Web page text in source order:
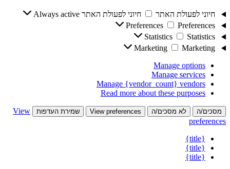
חיוני לפעולת האתר חיוני לפעולת האתר Always active
Preferences
Preferences
Statistics
Statistics
Marketing
Marketing
Manage options
Manage services
Manage {vendor_count} vendors
Read more about these purposes
מסכים/ה לא מסכים/ה View preferences שמירת העדפות
View
preferences
{title}
{title}
{title}